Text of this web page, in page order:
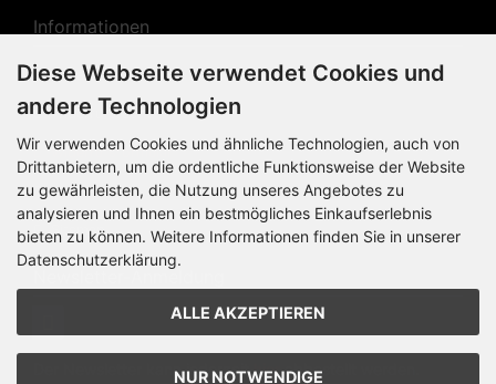
Informationen
Privatsphäre und Datenschutz
Widerrufsrecht
Widerrufsformular
Impressum
Sitemap
Der Newsletter kann jederzeithierabbestellt werden.
Diese Webseite verwendet Cookies und
andere Technologien
Wir verwenden Cookies und ähnliche Technologien, auch von
Drittanbietern, um die ordentliche Funktionsweise der Website
zu gewährleisten, die Nutzung unseres Angebotes zu
analysieren und Ihnen ein bestmögliches Einkaufserlebnis
bieten zu können. Weitere Informationen finden Sie in unserer
Datenschutzerklärung.
ALLE AKZEPTIEREN
NUR NOTWENDIGE